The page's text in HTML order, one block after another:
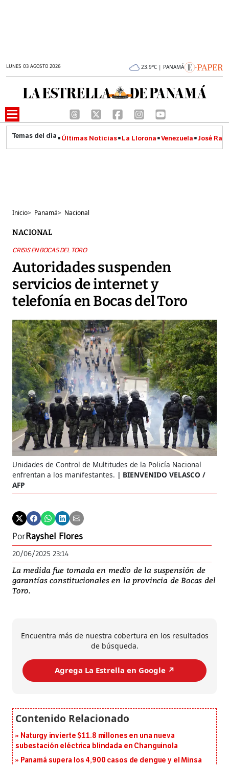
LUNES 03 AGOSTO 2026 23.9°C | PANAMÁ
Últimas Noticias La Llorona Venezuela José
Inicio> Panamá> Nacional
NACIONAL
CRISIS EN BOCAS DEL TORO
Autoridades suspenden
servicios de internet y
telefonía en Bocas del Toro
Unidades de Control de Multitudes de la Policía Nacional
enfrentan a los manifestantes.
BIENVENIDO VELASCO /
AFP
PorRayshel Flores
20/06/2025 23:14
La medida fue tomada en medio de la suspensión de
garantías constitucionales en la provincia de Bocas del
Toro.
Encuentra más de nuestra cobertura en los resultados
de búsqueda.
Agrega La Estrella en Google ↗️
Naturgy invierte $11.8 millones en una nueva
subestación eléctrica blindada en Changuinola
Panamá supera los 4,900 casos de dengue y el Minsa